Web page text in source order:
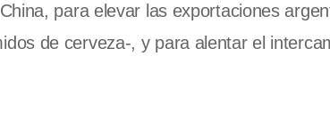
para elevar las exportaciones
de cerveza-, y para alentar el